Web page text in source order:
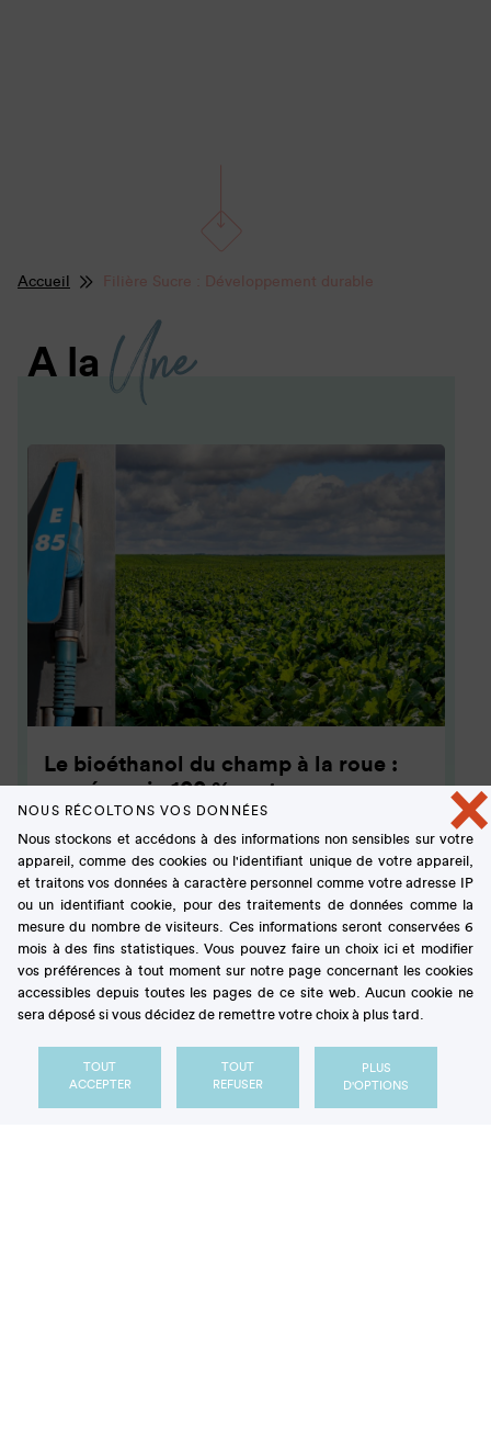
Accueil Filière Sucre : Développement durable
A la Une
Le bioéthanol du champ à la roue :
une énergie 100 % vertueuse
Plus vert et moins cher à la pompe que les
essences classiques d’origine fossile, le
bioéthanol est un fleuron du secteur agro-
industriel français.
ARTICLE
×
NOUS RÉCOLTONS VOS DONNÉES
Nous stockons et accédons à des informations non sensibles sur votre
appareil, comme des cookies ou l'identifiant unique de votre appareil,
et traitons vos données à caractère personnel comme votre adresse IP
ou un identifiant cookie, pour des traitements de données comme la
mesure du nombre de visiteurs. Ces informations seront conservées 6
mois à des fins statistiques. Vous pouvez faire un choix ici et modifier
vos préférences à tout moment sur notre page concernant les cookies
accessibles depuis toutes les pages de ce site web. Aucun cookie ne
sera déposé si vous décidez de remettre votre choix à plus tard.
TOUT
ACCEPTER
TOUT
REFUSER
PLUS
D'OPTIONS